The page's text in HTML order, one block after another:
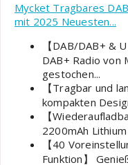
Mycket Tragbares
mit 2025 Neuesten...
【DAB/DAB+ &
DAB+ Radio von
gestochen...
【Tragbar und
kompakten
【
2200mAh
【40
Funktion】